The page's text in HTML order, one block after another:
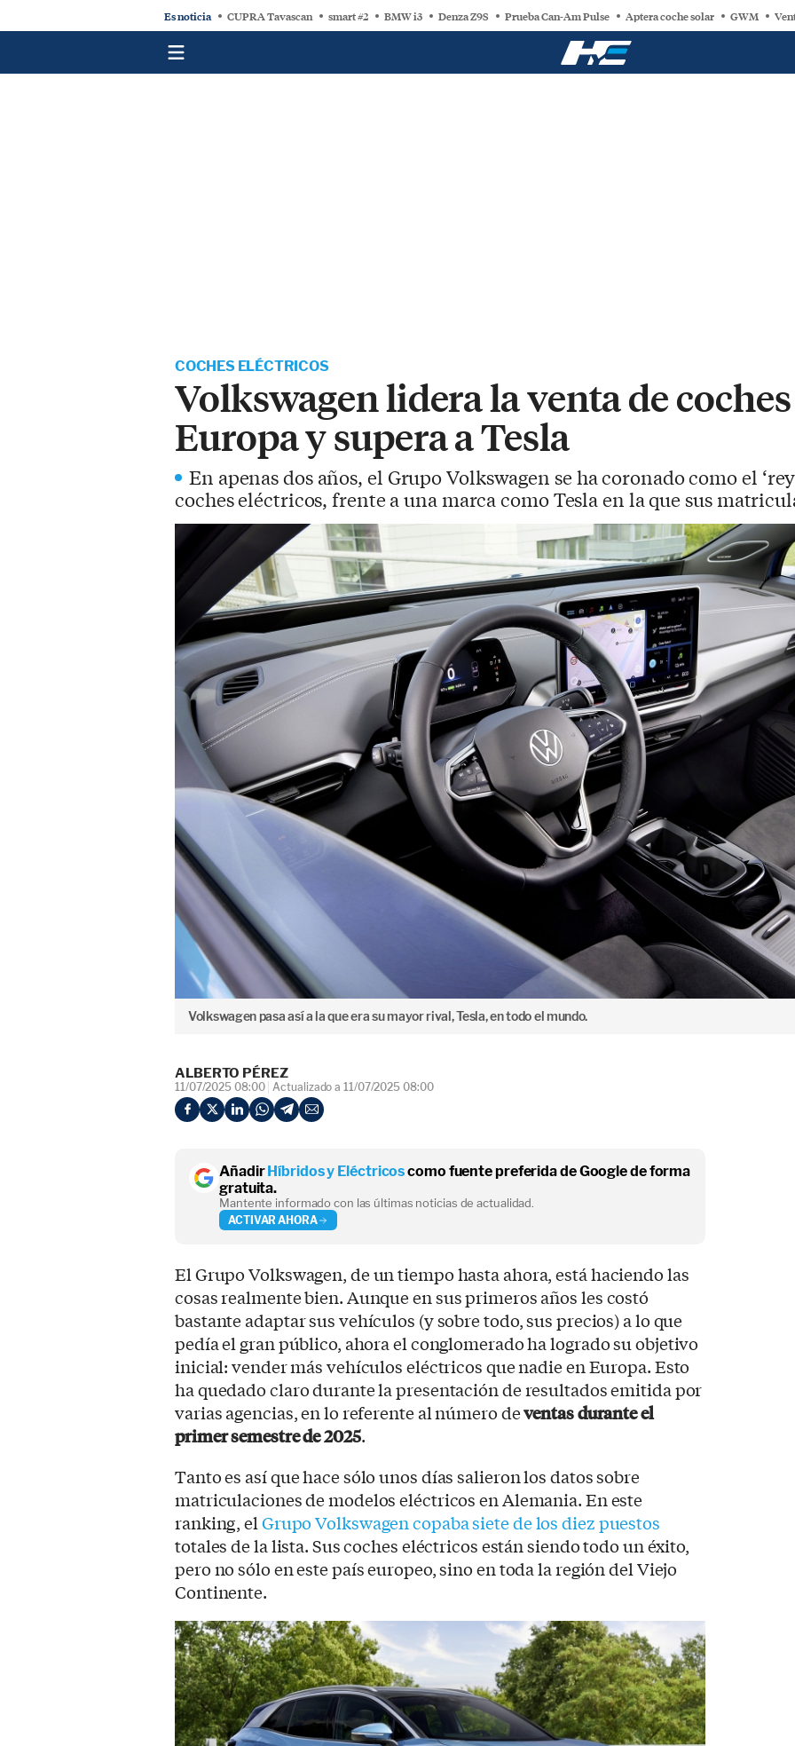
Es noticia CUPRA Tavascan smart #2 BMW i3 Denza Z9S Prueba Can-Am Pulse Aptera coche solar GWM
COCHES ELÉCTRICOS
Volkswagen lidera la venta de
Europa y supera a Tesla
En apenas dos años, el Grupo Volkswagen se ha coronado como el
coches eléctricos, frente a una marca como Tesla en la que sus
Volkswagen pasa así a la que era su mayor rival, Tesla, en todo el mundo.
ALBERTO PÉREZ
11/07/2025 08:00 Actualizado a 11/07/2025 08:00
Añadir Híbridos y Eléctricoscomo fuente preferida de Google de forma
gratuita.
Mantente informado con las últimas noticias de actualidad.
ACTIVAR AHORA
El Grupo Volkswagen, de un tiempo hasta ahora, está haciendo las
cosas realmente bien. Aunque en sus primeros años les costó
bastante adaptar sus vehículos (y sobre todo, sus precios) a lo que
pedía el gran público, ahora el conglomerado ha logrado su objetivo
inicial: vender más vehículos eléctricos que nadie en Europa. Esto
ha quedado claro durante la presentación de resultados emitida por
varias agencias, en lo referente al número deventas durante el
primer semestre de 2025.
Tanto es así que hace sólo unos días salieron los datos sobre
matriculaciones de modelos eléctricos en Alemania. En este
ranking, elGrupo Volkswagen copaba siete de los diez puestos
totales de la lista. Sus coches eléctricos están siendo todo un éxito,
pero no sólo en este país europeo, sino en toda la región del Viejo
Continente.